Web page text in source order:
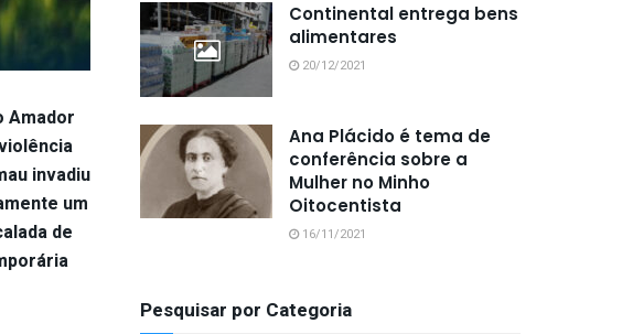
Amador
invadiu
um
de
Continental entrega bens
alimentares
20/12/2021
Ana Plácido é tema de
conferência sobre a
Mulher no Minho
Oitocentista
16/11/2021
Pesquisar por Categoria